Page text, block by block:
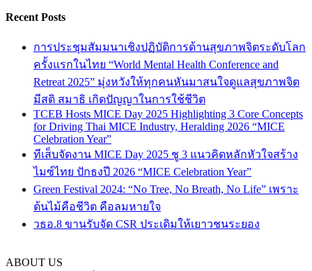
Recent Posts
การประชุมสัมมนาเชิงปฏิบัติการด้านสุขภาพจิตระดับโลก
ครั้งแรกในไทย “World Mental Health Conference and
Retreat 2025” มุ่งหวังให้ทุกคนหันมาสนใจดูแลสุขภาพจิต
มีสติ สมาธิ เกิดปัญญาในการใช้ชีวิต
TCEB Hosts MICE Day 2025 Highlighting 3 Core Concepts
for Driving Thai MICE Industry, Heralding 2026 “MICE
Celebration Year”
ทีเส็บจัดงาน MICE Day 2025 ชู 3 แนวคิดหลักหัวใจสร้าง
ไมซ์ไทย ปักธงปี 2026 “MICE Celebration Year”
Green Festival 2024: “No Tree, No Breath, No Life” เพราะ
ต้นไม้คือชีวิต คือลมหายใจ
วธอ.8 ขานรับจัด CSR ประเดิมให้เยาวชนระยอง
ABOUT US